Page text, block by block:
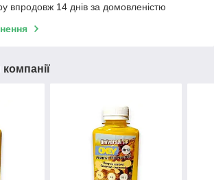
впродовж 14 днів за домовленістю